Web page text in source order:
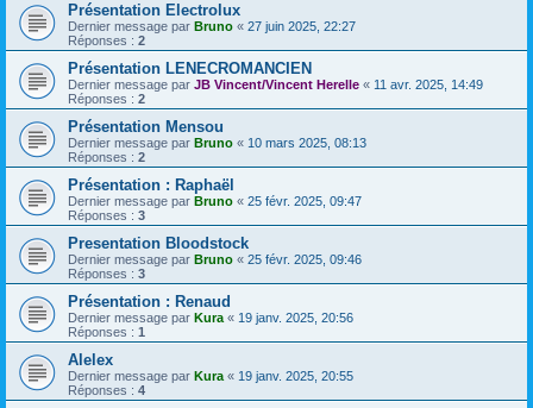
Présentation Electrolux
Dernier message par Bruno « 27 juin 2025, 22:27
Réponses : 2
Présentation LENECROMANCIEN
Dernier message par JB Vincent/Vincent Herelle « 11 avr. 2025, 14:49
Réponses : 2
Présentation Mensou
Dernier message par Bruno « 10 mars 2025, 08:13
Réponses : 2
Présentation : Raphaël
Dernier message par Bruno « 25 févr. 2025, 09:47
Réponses : 3
Presentation Bloodstock
Dernier message par Bruno « 25 févr. 2025, 09:46
Réponses : 3
Présentation : Renaud
Dernier message par Kura « 19 janv. 2025, 20:56
Réponses : 1
Alelex
Dernier message par Kura « 19 janv. 2025, 20:55
Réponses : 4